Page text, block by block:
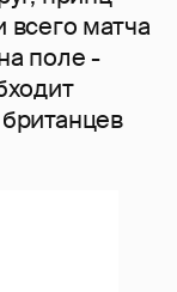
матча
поле -